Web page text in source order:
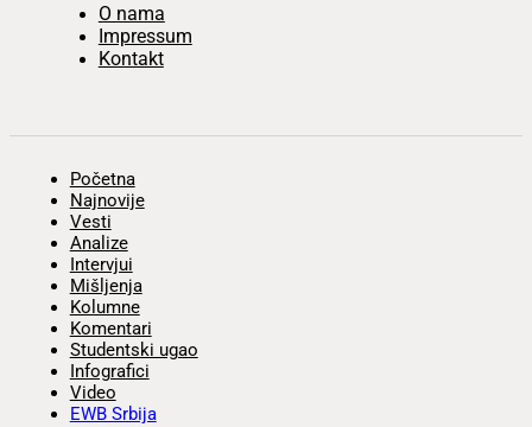
O nama
Impressum
Kontakt
Početna
Najnovije
Vesti
Analize
Intervjui
Mišljenja
Kolumne
Komentari
Studentski ugao
Infografici
Video
EWB Srbija